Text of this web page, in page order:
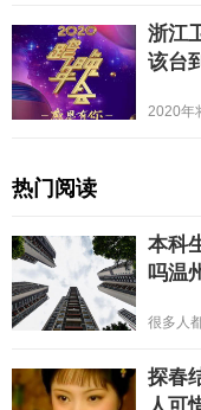
浙江
该台
2020年
热门阅读
本科
吗温
很多人
探春